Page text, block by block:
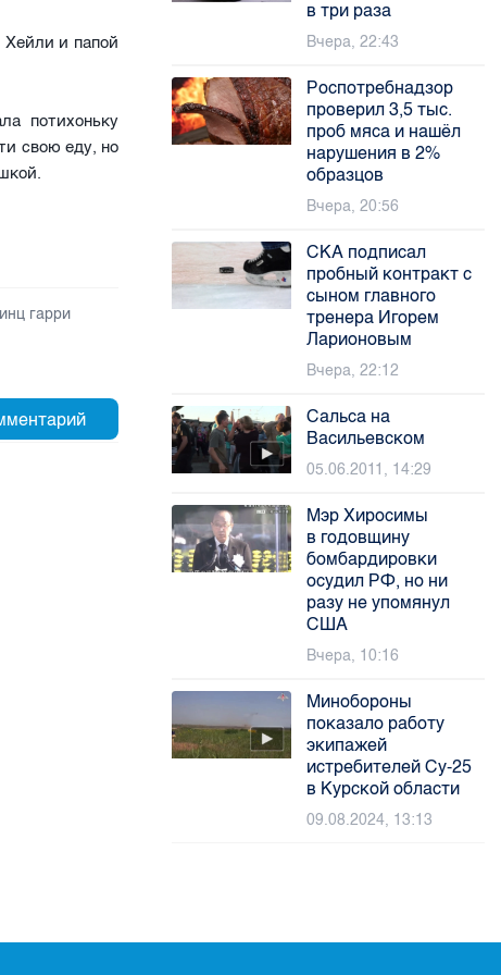
и папой
потихоньку
свою еду, но
гарри
в три раза
Вчера, 22:43
Роспотребнадзор
проверил 3,5 тыс.
проб мяса и нашёл
нарушения в 2%
образцов
Вчера, 20:56
СКА подписал
пробный контракт с
сыном главного
тренера Игорем
Ларионовым
Вчера, 22:12
Сальса на
Васильевском
05.06.2011, 14:29
Мэр Хиросимы
в годовщину
бомбардировки
осудил РФ, но ни
разу не упомянул
США
Вчера, 10:16
Минобороны
показало работу
экипажей
истребителей Су-25
в Курской области
09.08.2024, 13:13